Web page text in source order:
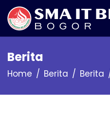
Berita
Home Berita Berita